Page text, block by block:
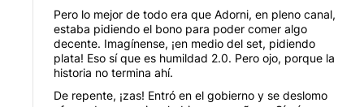
Pero lo mejor de todo era que Adorni, en pleno canal,
estaba pidiendo el bono para poder comer algo
decente. Imagínense, ¡en medio del set, pidiendo
plata! Eso sí que es humildad 2.0. Pero ojo, porque la
historia no termina ahí.
De repente, ¡zas! Entró en el gobierno y se deslomo